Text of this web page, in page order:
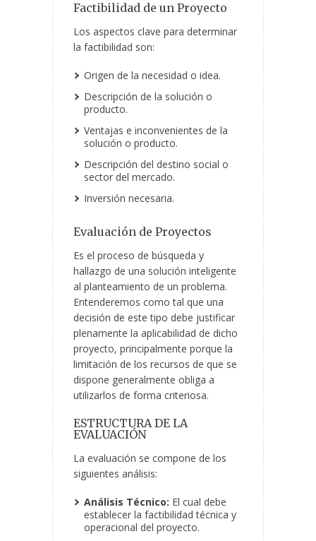
Factibilidad de un Proyecto
Los aspectos clave para determinar
la factibilidad son:
Origen de la necesidad o idea.
Descripción de la solución o
producto.
Ventajas e inconvenientes de la
solución o producto.
Descripción del destino social o
sector del mercado.
Inversión necesaria.
Evaluación de Proyectos
Es el proceso de búsqueda y
hallazgo de una solución inteligente
al planteamiento de un problema.
Entenderemos como tal que una
decisión de este tipo debe justificar
plenamente la aplicabilidad de dicho
proyecto, principalmente porque la
limitación de los recursos de que se
dispone generalmente obliga a
utilizarlos de forma criteriosa.
ESTRUCTURA DE LA
EVALUACIÓN
La evaluación se compone de los
siguientes análisis:
Análisis Técnico: El cual debe
establecer la factibilidad técnica y
operacional del proyecto.